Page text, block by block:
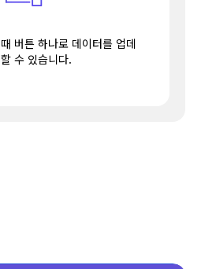
버튼 하나로 데이터를 업데
수 있습니다.